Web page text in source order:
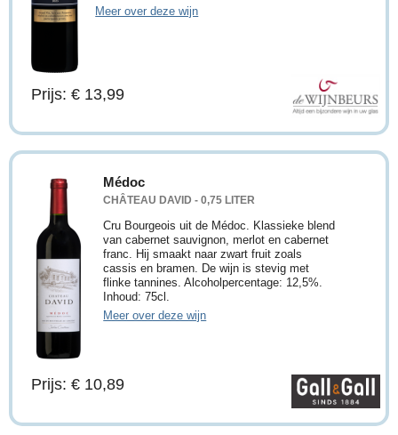
Meer over deze wijn
Prijs: € 13,99
Médoc
CHÂTEAU DAVID - 0,75 LITER
Cru Bourgeois uit de Médoc. Klassieke blend
van cabernet sauvignon, merlot en cabernet
franc. Hij smaakt naar zwart fruit zoals
cassis en bramen. De wijn is stevig met
flinke tannines. Alcoholpercentage: 12,5%.
Inhoud: 75cl.
Meer over deze wijn
Prijs: € 10,89